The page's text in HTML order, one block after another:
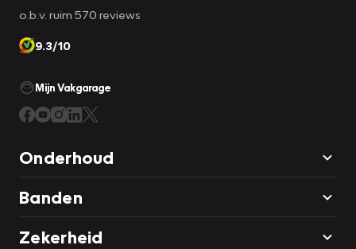
o.b.v. ruim 570 reviews
9.3/10
Mijn Vakgarage
Onderhoud
Banden
Zekerheid